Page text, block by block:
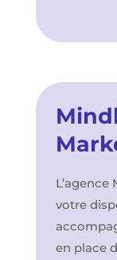
votre
en place